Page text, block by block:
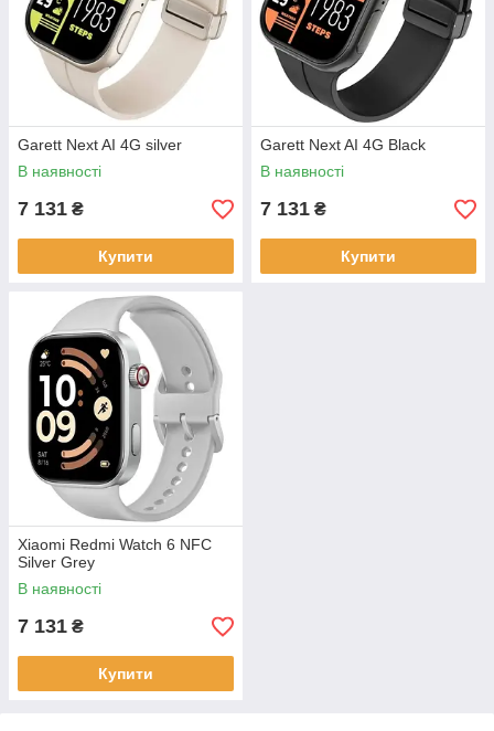
Garett Next AI 4G silver
В наявності
7 131 ₴
Купити
Garett Next AI 4G Black
В наявності
7 131 ₴
Купити
Xiaomi Redmi Watch 6 NFC
Silver Grey
В наявності
7 131 ₴
Купити